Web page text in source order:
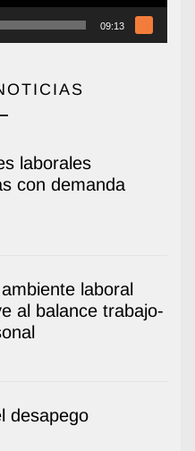
09:13
laborales
con demanda
laboral
al balance trabajo-
desapego